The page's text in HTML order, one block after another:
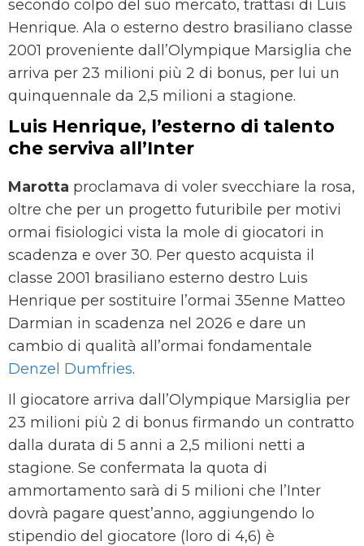
secondo colpo del suo mercato, trattasi di Luis
Henrique. Ala o esterno destro brasiliano classe
2001 proveniente dall’Olympique Marsiglia che
arriva per 23 milioni più 2 di bonus, per lui un
quinquennale da 2,5 milioni a stagione.
Luis Henrique, l’esterno di talento
che serviva all’Inter
Marotta proclamava di voler svecchiare la rosa,
oltre che per un progetto futuribile per motivi
ormai fisiologici vista la mole di giocatori in
scadenza e over 30. Per questo acquista il
classe 2001 brasiliano esterno destro Luis
Henrique per sostituire l’ormai 35enne Matteo
Darmian in scadenza nel 2026 e dare un
cambio di qualità all’ormai fondamentale
Denzel Dumfries.
Il giocatore arriva dall’Olympique Marsiglia per
23 milioni più 2 di bonus firmando un contratto
dalla durata di 5 anni a 2,5 milioni netti a
stagione. Se confermata la quota di
ammortamento sarà di 5 milioni che l’Inter
dovrà pagare quest’anno, aggiungendo lo
stipendio del giocatore (loro di 4,6) è